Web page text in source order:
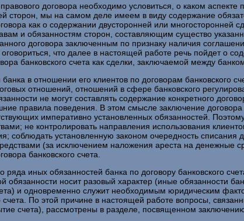
договора необходимо условиться, о каком аспекте
сторон, мы на самом деле имеем в виду содержание
как о содержании двусторонней или многосторонней
и обязанностям сторон, составляющим существо
договора заключенным по признаку наличия
что далее в настоящей работе речь пойдет о
банковского счета как сделки, заключаемой между
в отношении его клиентов по договорам банковского
отношений, отношений в сфере банковского
не могут составлять содержание конкретного
правила поведения. В этом смысле заключение
императивно установленных обязанностей.
не контролировать направления использования
соблюдать установленную законом очередность списания
(за исключением наложения ареста на денежные
банковского счета.
иных обязанностей банка по договору банковского
обязанности носит разовый характер (иные обязанности
и одновременно служит необходимым юридическим
счета. По этой причине в настоящей работе вопросы,
счета), рассмотрены в разделе, посвященном заключению